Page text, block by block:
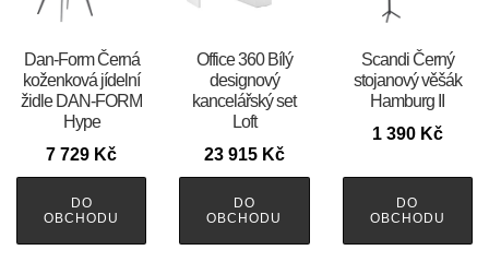
​​​​​Dan-Form Černá
koženková jídelní
židle DAN-FORM
Hype
7 729 Kč
DO
OBCHODU
Office 360 Bílý
designový
kancelářský set
Loft
23 915 Kč
DO
OBCHODU
Scandi Černý
stojanový věšák
Hamburg II
1 390 Kč
DO
OBCHODU